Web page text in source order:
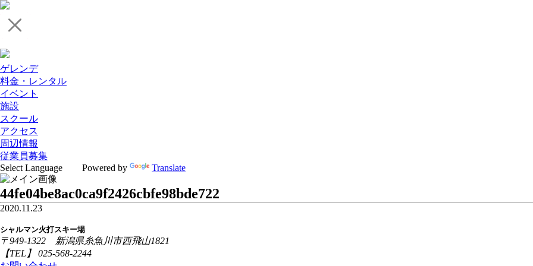
ゲレンデ
料金・レンタル
イベント
施設
スクール
アクセス
周辺情報
従業員募集
Powered by
Translate
44fe04be8ac0ca9f2426cbfe98bde722
2020.11.23
シャルマン火打スキー場
〒949-1322 新潟県糸魚川市西飛山1821
【TEL】 025-568-2244